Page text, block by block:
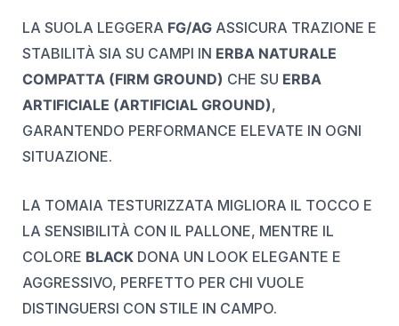
LA SUOLA LEGGERA FG/AGASSICURA TRAZIONE E
STABILITÀ SIA SU CAMPI IN ERBA NATURALE
COMPATTA (FIRM GROUND) CHE SU ERBA
ARTIFICIALE (ARTIFICIAL GROUND),
GARANTENDO PERFORMANCE ELEVATE IN OGNI
SITUAZIONE.
LA TOMAIA TESTURIZZATA MIGLIORA IL TOCCO E
LA SENSIBILITÀ CON IL PALLONE, MENTRE IL
COLORE BLACKDONA UN LOOK ELEGANTE E
AGGRESSIVO, PERFETTO PER CHI VUOLE
DISTINGUERSI CON STILE IN CAMPO.